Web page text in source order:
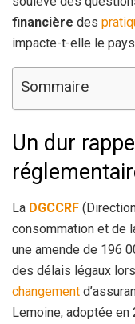
financière des
impacte-t-elle le
Sommaire
Un dur
La DGCCRF
consommation et de
une amende de 196
des délais légaux
changement
Lemoine, adoptée